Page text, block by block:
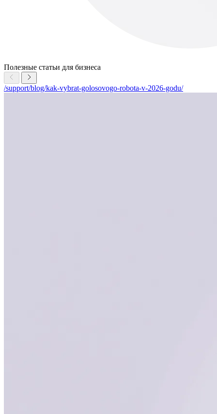
Полезные статьи для бизнеса
/support/blog/kak-vybrat-golosovogo-robota-v-2026-godu/